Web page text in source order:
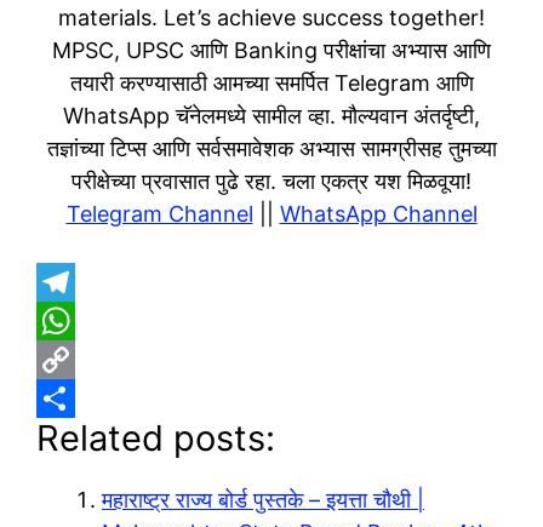
materials. Let’s achieve success together!
MPSC, UPSC आणि Banking परीक्षांचा अभ्यास आणि
तयारी करण्यासाठी आमच्या समर्पित Telegram आणि
WhatsApp चॅनेलमध्ये सामील व्हा. मौल्यवान अंतर्दृष्टी,
तज्ञांच्या टिप्स आणि सर्वसमावेशक अभ्यास सामग्रीसह तुमच्या
परीक्षेच्या प्रवासात पुढे रहा. चला एकत्र यश मिळवूया!
Telegram Channel
WhatsApp Channel
T
e
e
W
h
a
C
o
S
Related posts:
महाराष्ट्र राज्य बोर्ड पुस्तके – इयत्ता चौथी |